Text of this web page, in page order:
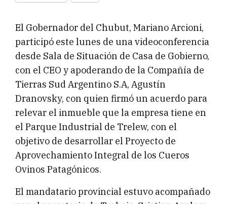
El Gobernador del Chubut, Mariano Arcioni,
participó este lunes de una videoconferencia
desde Sala de Situación de Casa de Gobierno,
con el CEO y apoderando de la Compañía de
Tierras Sud Argentino S.A, Agustín
Dranovsky, con quien firmó un acuerdo para
relevar el inmueble que la empresa tiene en
el Parque Industrial de Trelew, con el
objetivo de desarrollar el Proyecto de
Aprovechamiento Integral de los Cueros
Ovinos Patagónicos.
El mandatario provincial estuvo acompañado